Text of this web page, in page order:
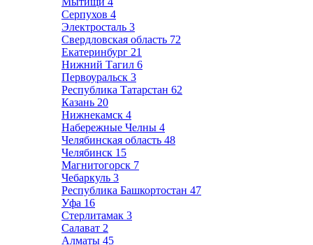
Серпухов 4
Электросталь 3
Свердловская область 72
Екатеринбург 21
Нижний Тагил 6
Первоуральск 3
Республика Татарстан 62
Казань 20
Нижнекамск 4
Набережные Челны 4
Челябинская область 48
Челябинск 15
Магнитогорск 7
Чебаркуль 3
Республика Башкортостан 47
Уфа 16
Стерлитамак 3
Салават 2
Алматы 45